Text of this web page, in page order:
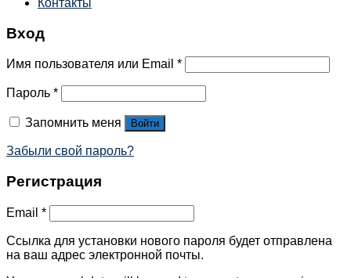
Контакты
Вход
Имя пользователя или Email *
Пароль *
Запомнить меня Войти
Забыли свой пароль?
Регистрация
Email *
Ссылка для установки нового пароля будет отправлена ​​
на ваш адрес электронной почты.